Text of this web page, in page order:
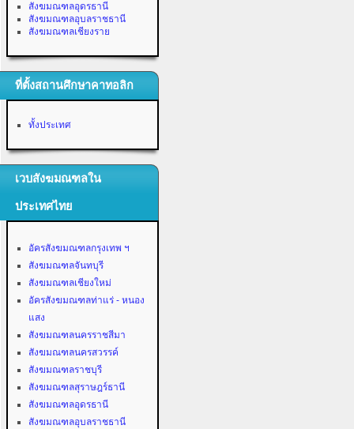
สังฆมณฑลอุดรธานี
สังฆมณฑลอุบลราชธานี
สังฆมณฑลเชียงราย
ที่ตั้งสถานศึกษาคาทอลิก
ทั้งประเทศ
เวบสังฆมณฑลใน
ประเทศไทย
อัครสังฆมณฑลกรุงเทพ ฯ
สังฆมณฑลจันทบุรี
สังฆมณฑลเชียงใหม่
อัครสังฆมณฑลท่าแร่ - หนอง
แสง
สังฆมณฑลนครราชสีมา
สังฆมณฑลนครสวรรค์
สังฆมณฑลราชบุรี
สังฆมณฑลสุราษฎร์ธานี
สังฆมณฑลอุดรธานี
สังฆมณฑลอุบลราชธานี